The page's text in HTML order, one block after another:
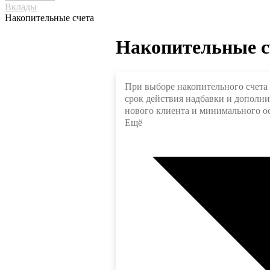
Вклады
Накопительные счета
Накопительные
При выборе накопительного
срок действия надбавки и
нового клиента и минимального
Ещё